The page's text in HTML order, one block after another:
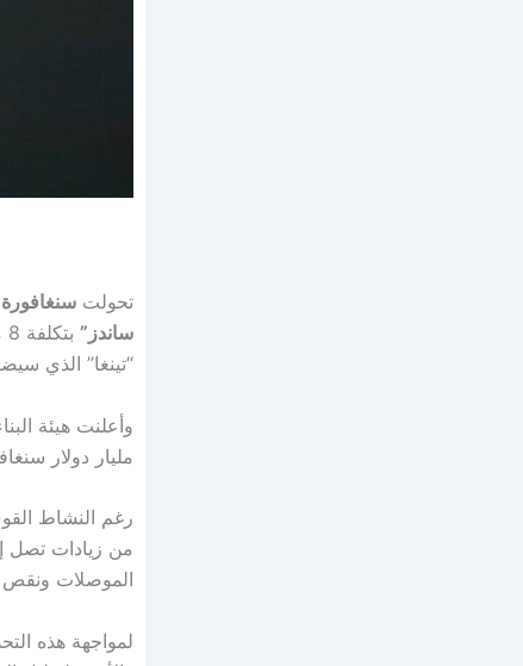
تحولت سنغافورة
ساندز”
“تينغا” الذي سيضيف 4 آلاف سرير بحلول 2030 ضمن أكبر المشاريع الصحية
وأعلنت هيئة
مليار دولار سنغافوري،
رغم النشاط
الموصلات ونقص
لمواجهة هذه